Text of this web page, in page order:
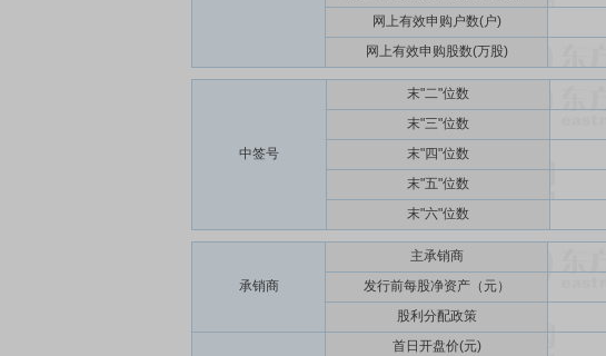
网上有效申购户数(户)
网上有效申购股数(万股)
中签号
末"二"位数
末"三"位数
末"四"位数
末"五"位数
末"六"位数
承销商
主承销商
发行前每股净资产（元）
股利分配政策
首日开盘价(元)